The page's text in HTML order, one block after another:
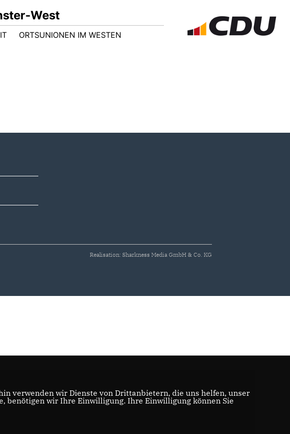
West
ORTSUNIONEN IM WESTEN
Realisation: Sharkness Media GmbH & Co. KG
verwenden wir Dienste von Drittanbietern, die uns helfen, unser
benötigen wir Ihre Einwilligung. Ihre Einwilligung können Sie